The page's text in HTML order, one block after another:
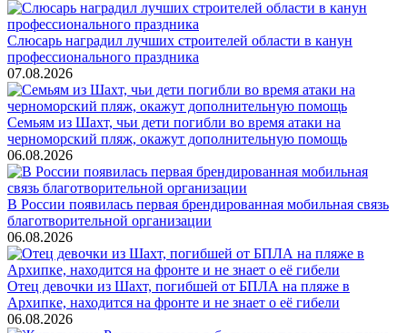
Слюсарь наградил лучших строителей области в канун
профессионального праздника
07.08.2026
Семьям из Шахт, чьи дети погибли во время атаки на
черноморский пляж, окажут дополнительную помощь
06.08.2026
В России появилась первая брендированная мобильная связь
благотворительной организации
06.08.2026
Отец девочки из Шахт, погибшей от БПЛА на пляже в
Архипке, находится на фронте и не знает о её гибели
06.08.2026